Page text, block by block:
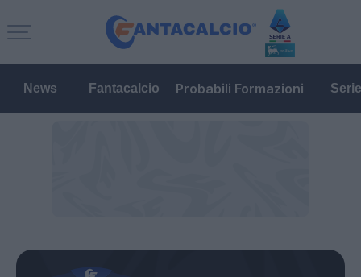
News Fantacalcio Probabili Formazioni